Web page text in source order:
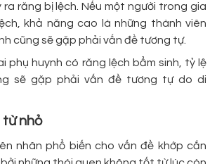
răng bị lệch. Nếu một người trong gia
khả năng cao là những thành viên
cũng sẽ gặp phải vấn đề tương tự.
phụ huynh có răng lệch bẩm sinh, tỷ lệ
sẽ gặp phải vấn đề tương tự do di
từ nhỏ
nhân phổ biến cho vấn đề khớp cắn